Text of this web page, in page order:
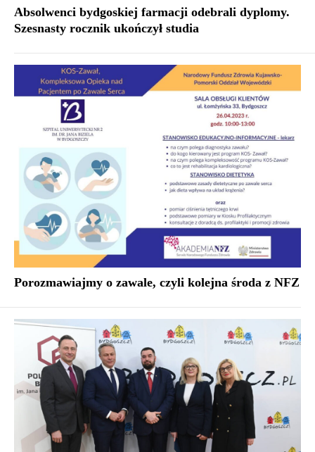
Absolwenci bydgoskiej farmacji odebrali dyplomy.
Szesnasty rocznik ukończył studia
Porozmawiajmy o zawale, czyli kolejna środa z NFZ